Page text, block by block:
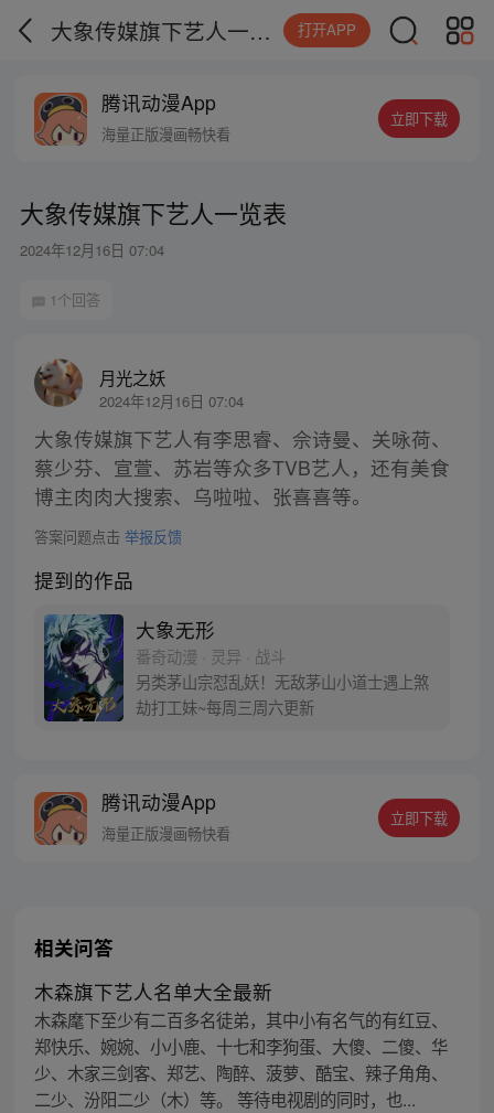
大象传媒旗下艺人一览表 打开APP
腾讯动漫App
海量正版漫画畅快看
立即下载
大象传媒旗下艺人一览表
2024年12月16日 07:04
1个回答
月光之妖
2024年12月16日 07:04
大象传媒旗下艺人有李思睿、佘诗曼、关咏荷、
蔡少芬、宣萱、苏岩等众多TVB艺人，还有美食
博主肉肉大搜索、乌啦啦、张喜喜等。
答案问题点击 举报反馈
提到的作品
大象无形
番奇动漫 · 灵异 · 战斗
另类茅山宗怼乱妖！无敌茅山小道士遇上煞
劫打工妹~每周三周六更新
腾讯动漫App
海量正版漫画畅快看
立即下载
相关问答
木森旗下艺人名单大全最新
木森麾下至少有二百多名徒弟，其中小有名气的有红豆、
郑快乐、婉婉、小小鹿、十七和李狗蛋、大傻、二傻、华
少、木家三剑客、郑艺、陶醉、菠萝、酷宝、辣子角角、
二少、汾阳二少（木）等。 等待电视剧的同时，也...